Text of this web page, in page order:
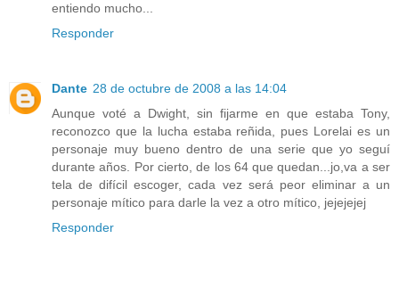
entiendo mucho...
Responder
Dante 28 de octubre de 2008 a las 14:04
Aunque voté a Dwight, sin fijarme en que estaba Tony,
reconozco que la lucha estaba reñida, pues Lorelai es un
personaje muy bueno dentro de una serie que yo seguí
durante años. Por cierto, de los 64 que quedan...jo,va a ser
tela de difícil escoger, cada vez será peor eliminar a un
personaje mítico para darle la vez a otro mítico, jejejejej
Responder